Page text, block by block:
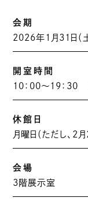
会期
2026年1月31日（
開室時間
10：00〜19：30
休館日
月曜日（ただし、2
会場
3階展示室